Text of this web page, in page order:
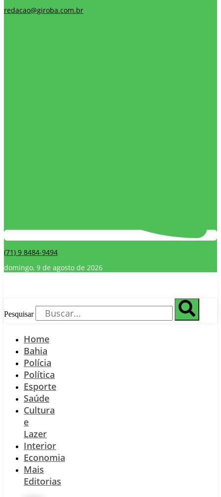
redacao@giroba.com.br
(71) 9 8484-9494
domingo, 9 de agosto de 2026
Pesquisar
Home
Bahia
Polícia
Política
Esporte
Saúde
Cultura
e
Lazer
Interior
Economia
Mais
Editorias